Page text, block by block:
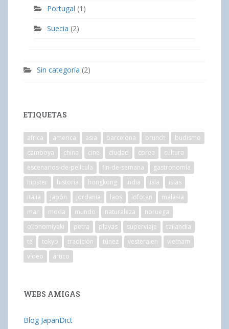
Portugal (1)
Suecia (2)
Sin categoría (2)
ETIQUETAS
africa america asia barcelona brunch
budismo
camboya
china cine ciudad corea
cultura
escenarios-de-película
fin-de-semana
gastronomía
hipster
historia hongkong india isla
islas
italia
japón jordania laos lofoten
malasia
mar
moda mundo naturaleza
noruega
okonomiyaki
petra playas superviaje
tailandia
te
tokyo tradición túnez vesteralen
vietnam
vídeo
ártico
WEBS AMIGAS
Blog JapanDict